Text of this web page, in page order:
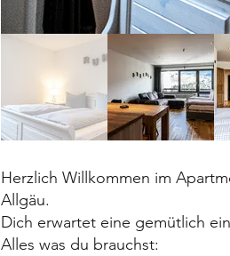
Herzlich Willkommen im
Allgäu.
Dich erwartet eine gemütlich
Alles was du brauchst: